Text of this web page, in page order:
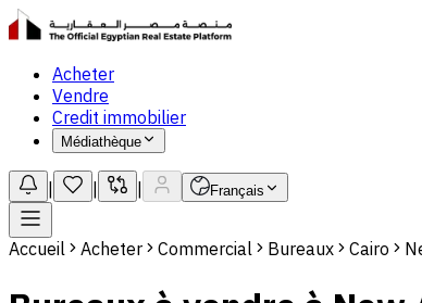
Acheter
Vendre
Credit immobilier
Médiathèque
Français
Accueil Acheter Commercial Bureaux Cairo